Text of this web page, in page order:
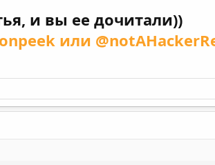
и вы ее дочитали))
или